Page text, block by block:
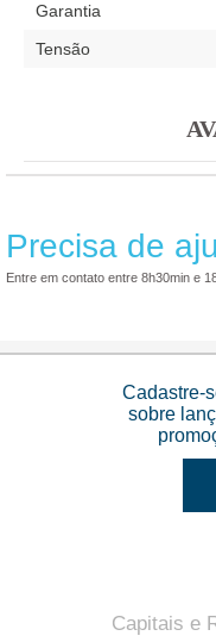
Garantia
Tensão
Precisa de
Entre em contato entre 8h30min e
Cadastre-
sobre
Capitais e